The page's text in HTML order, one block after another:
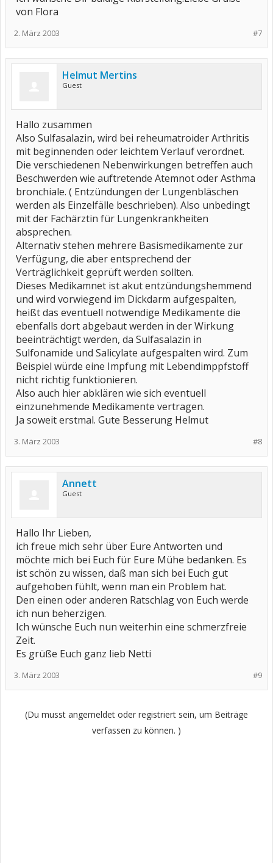
von Flora
#7
2. März 2003
Helmut Mertins
Guest
Hallo zusammen
Also Sulfasalazin, wird bei reheumatroider Arthritis
mit beginnenden oder leichtem Verlauf verordnet.
Die verschiedenen Nebenwirkungen betreffen auch
Beschwerden wie auftretende Atemnot oder Asthma
bronchiale. ( Entzündungen der Lungenbläschen
werden als Einzelfälle beschrieben). Also unbedingt
mit der Fachärztin für Lungenkrankheiten
absprechen.
Alternativ stehen mehrere Basismedikamente zur
Verfügung, die aber entsprechend der
Verträglichkeit geprüft werden sollten.
Dieses Medikamnet ist akut entzündungshemmend
und wird vorwiegend im Dickdarm aufgespalten,
heißt das eventuell notwendige Medikamente die
ebenfalls dort abgebaut werden in der Wirkung
beeinträchtigt werden, da Sulfasalazin in
Sulfonamide und Salicylate aufgespalten wird. Zum
Beispiel würde eine Impfung mit Lebendimppfstoff
nicht richtig funktionieren.
Also auch hier abklären wie sich eventuell
einzunehmende Medikamente vertragen.
Ja soweit erstmal. Gute Besserung Helmut
#8
3. März 2003
Annett
Guest
Hallo Ihr Lieben,
ich freue mich sehr über Eure Antworten und
möchte mich bei Euch für Eure Mühe bedanken. Es
ist schön zu wissen, daß man sich bei Euch gut
aufgehoben fühlt, wenn man ein Problem hat.
Den einen oder anderen Ratschlag von Euch werde
ich nun beherzigen.
Ich wünsche Euch nun weiterhin eine schmerzfreie
Zeit.
Es grüße Euch ganz lieb Netti
#9
3. März 2003
(Du musst angemeldet oder registriert sein, um Beiträge
verfassen zu können. )